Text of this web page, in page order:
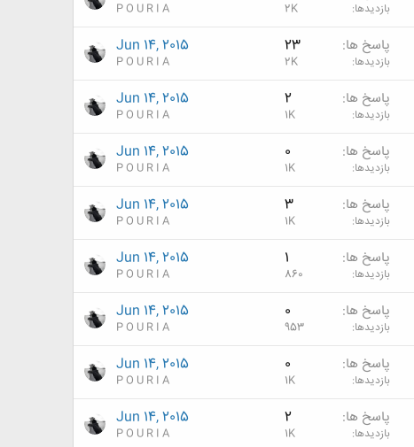
بازدیدها 2K
P O U R I A
پاسخ ها 23
بازدیدها 2K
Jun 14, 2015
P O U R I A
پاسخ ها 2
بازدیدها 1K
Jun 14, 2015
P O U R I A
پاسخ ها 0
بازدیدها 1K
Jun 14, 2015
P O U R I A
پاسخ ها 3
بازدیدها 1K
Jun 14, 2015
P O U R I A
پاسخ ها 1
بازدیدها 860
Jun 14, 2015
P O U R I A
پاسخ ها 0
بازدیدها 953
Jun 14, 2015
P O U R I A
پاسخ ها 0
بازدیدها 1K
Jun 14, 2015
P O U R I A
پاسخ ها 2
بازدیدها 1K
Jun 14, 2015
P O U R I A